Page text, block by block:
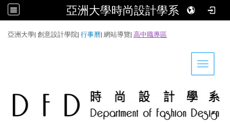
亞洲大學時尚設計學系
亞洲大學| 創意設計學院| 行事曆| 網站導覽| 高中職專區
Toggle